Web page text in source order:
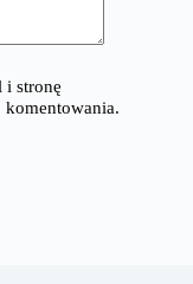
i stronę
komentowania.